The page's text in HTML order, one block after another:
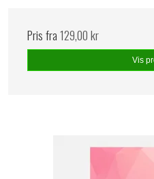
Pris fra129,00 kr
Vis